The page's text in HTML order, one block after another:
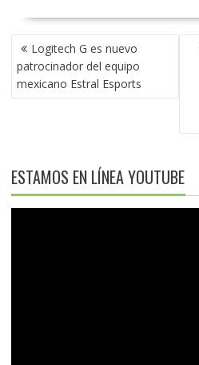
NAVEGACIÓN
DE
ENTRADAS
Logitech G es nuevo
patrocinador del equipo
mexicano Estral Esports
ESTAMOS EN LÍNEA YOUTUBE